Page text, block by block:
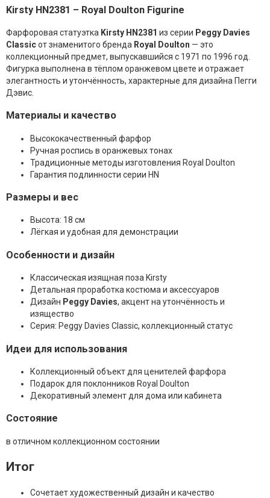
Kirsty HN2381 – Royal Doulton Figurine
Фарфоровая статуэтка Kirsty HN2381 из серии Peggy Davies
Classicот знаменитого бренда Royal Doulton — это
коллекционный предмет, выпускавшийся с 1971 по 1996 год.
Фигурка выполнена в тёплом оранжевом цвете и отражает
элегантность и утончённость, характерные для дизайна Пегги
Дэвис.
Материалы и качество
Высококачественный фарфор
Ручная роспись в оранжевых тонах
Традиционные методы изготовления Royal Doulton
Гарантия подлинности серии HN
Размеры и вес
Высота: 18 см
Лёгкая и удобная для демонстрации
Особенности и дизайн
Классическая изящная поза Kirsty
Детальная проработка костюма и аксессуаров
Дизайн Peggy Davies, акцент на утончённость и
изящество
Серия: Peggy Davies Classic, коллекционный статус
Идеи для использования
Коллекционный объект для ценителей фарфора
Подарок для поклонников Royal Doulton
Декоративный элемент для дома или кабинета
Состояние
в отличном коллекционном состоянии
Итог
Сочетает художественный дизайн и качество